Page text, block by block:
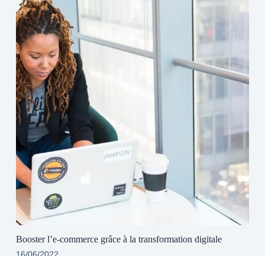
Booster l’e-commerce grâce à la transformation digitale